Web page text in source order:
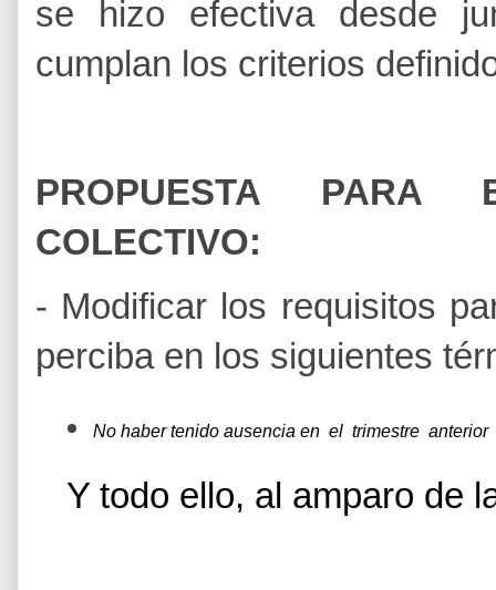
se hizo efectiva desde
cumplan los criterios
PROPUESTA PARA
COLECTIVO:
- Modificar los requisitos
perciba en los siguientes
No haber tenido ausencia en  el  trimestre
Y todo ello, al amparo de